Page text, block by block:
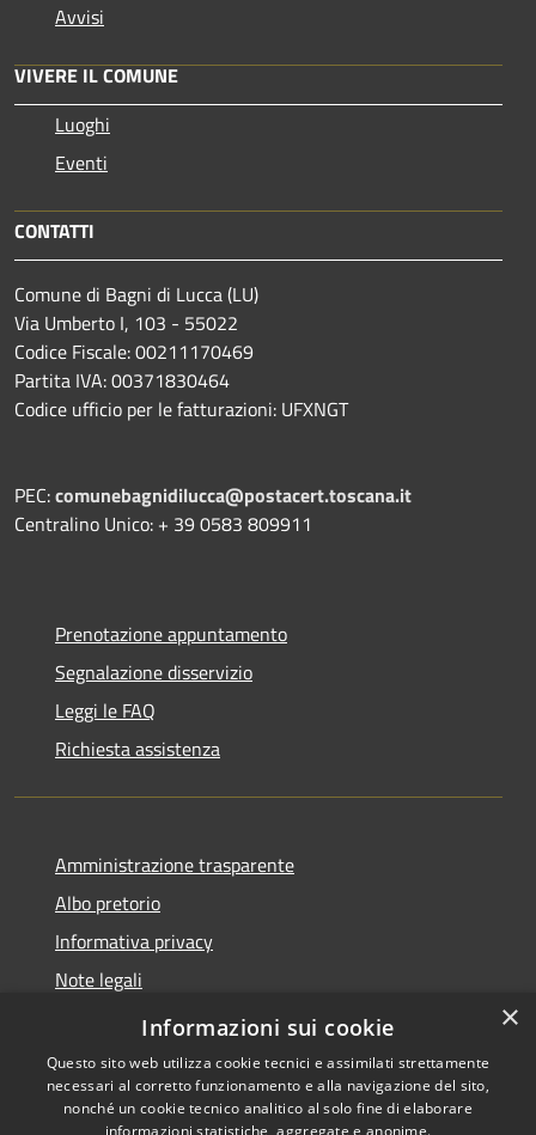
Avvisi
VIVERE IL COMUNE
Luoghi
Eventi
CONTATTI
Comune di Bagni di Lucca (LU)
Via Umberto I, 103 - 55022
Codice Fiscale: 00211170469
Partita IVA: 00371830464
Codice ufficio per le fatturazioni: UFXNGT
PEC:comunebagnidilucca@postacert.toscana.it
Centralino Unico: + 39 0583 809911
Prenotazione appuntamento
Segnalazione disservizio
Leggi le FAQ
Richiesta assistenza
Amministrazione trasparente
Albo pretorio
Informativa privacy
Note legali
Dichiarazione di accessibilità
×
Informazioni sui cookie
Questo sito web utilizza cookie tecnici e assimilati strettamente
necessari al corretto funzionamento e alla navigazione del sito,
nonché un cookie tecnico analitico al solo fine di elaborare
informazioni statistiche, aggregate e anonime.